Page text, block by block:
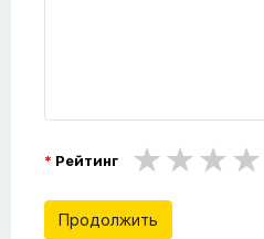
Рейтинг
Продолжить